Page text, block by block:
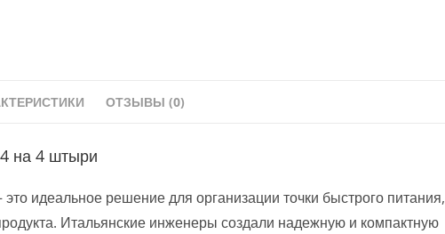
ОТЗЫВЫ (0)
на 4 штыри
идеальное решение для организации точки быстрого питания,
Итальянские инженеры создали надежную и компактную